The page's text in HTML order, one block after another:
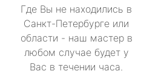
Где Вы не находились в
Санкт-Петербурге или
области - наш мастер в
любом случае будет у
Вас в течении часа.